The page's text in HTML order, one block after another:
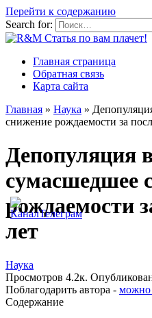
Перейти к содержанию
Search for:
Главная страница
Обратная связь
Карта сайта
Главная » Наука »
снижение рождаемости за
Депопуляция
сумасшедшее
рождаемости
лет
Наука
Просмотров 4.2к.
Поблагодарить автора - можно
Содержание